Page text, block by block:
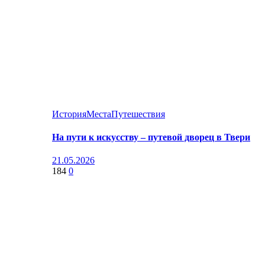
ИсторияМестаПутешествия
На пути к искусству – путевой дворец в Твери
21.05.2026
184 0